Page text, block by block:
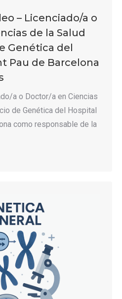
– Licenciado/a o
de la Salud
Genética del
Pau de Barcelona
a o Doctor/a en Ciencias
de Genética del Hospital
como responsable de la